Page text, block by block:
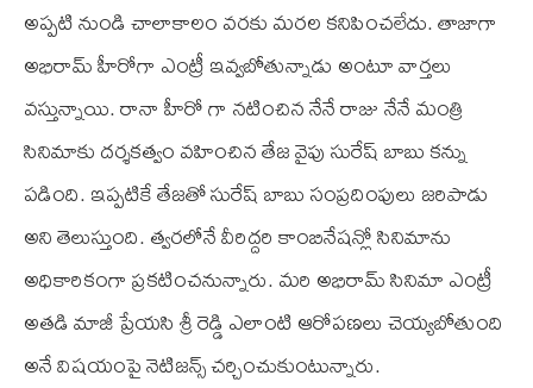
అప్పటి నుండి చాలాకాలం వరకు మరల కనిపించలేదు. తాజాగా
అభిరామ్ హీరోగా ఎంట్రీ ఇవ్వబోతున్నాడు అంటూ వార్తలు
వస్తున్నాయి. రానా హీరో గా నటించిన నేనే రాజు నేనే మంత్రి
సినిమాకు దర్శకత్వం వహించిన తేజ వైపు సురేష్ బాబు కన్ను
పడింది. ఇప్పటికే తేజతో సురేష్ బాబు సంప్రదింపులు జరిపాడు
అని తెలుస్తుంది. త్వరలోనే వీరిద్దరి కాంబినేషన్లో సినిమాను
అధికారికంగా ప్రకటించనున్నారు. మరి అభిరామ్ సినిమా ఎంట్రీ
అతడి మాజీ ప్రేయసి శ్రీ రెడ్డి ఎలాంటి ఆరోపణలు చెయ్యబోతుంది
అనే విషయంపై నెటిజన్స్ చర్చించుకుంటున్నారు.